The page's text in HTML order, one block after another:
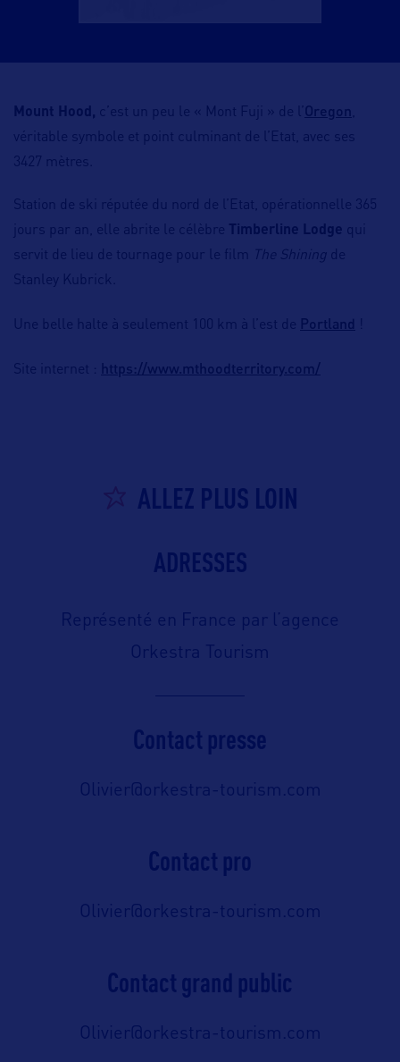
Mount Hood, c’est un peu le « Mont Fuji » de l’ Oregon
véritable symbole et point culminant de l’Etat, avec ses
3427 mètres.
Station de ski réputée du nord de l’Etat, opérationnelle 365
jours par an, elle abrite le célèbre
Timberline Lodge qui
servit de lieu de tournage pour le film
The Shining de
Stanley Kubrick.
Une belle halte à seulement 100 km à l’est de Portland
Site internet : https://www.mthoodterritory.com/
ALLEZ PLUS LOIN
ADRESSES
Représenté en France par l’agence
Orkestra Tourism
Contact presse
Olivier@orkestra-tourism.com
Contact pro
Olivier@orkestra-tourism.com
Contact grand public
Olivier@orkestra-tourism.com